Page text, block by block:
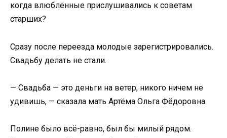
когда влюблённые прислушивались к советам
старших?
Сразу после переезда молодые зарегистрировались.
Свадьбу делать не стали.
— Свадьба — это деньги на ветер, никого ничем не
удивишь, — сказала мать Артёма Ольга Фёдоровна.
Полине было всё-равно, был бы милый рядом.